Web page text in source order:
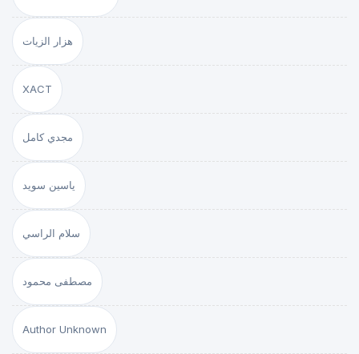
هزار الزيات
XACT
مجدي كامل
ياسين سويد
سلام الراسي
مصطفى محمود
Author Unknown